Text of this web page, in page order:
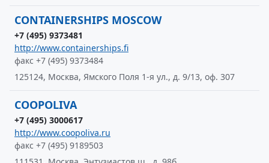
CONTAINERSHIPS MOSCOW
+7 (495) 9373481
http://www.containerships.fi
факс +7 (495) 9373484
125124, Москва, Ямского Поля 1-я ул., д. 9/13, оф. 307
COOPOLIVA
+7 (495) 3000617
http://www.coopoliva.ru
факс +7 (495) 9189503